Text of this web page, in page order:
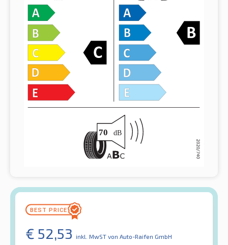
€ 52,53 inkl. MwST von Auto-Raifen GmbH